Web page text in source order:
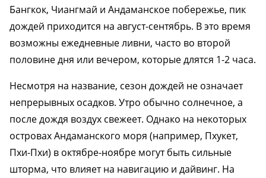
Бангкок, Чиангмай и Андаманское побережье, пик
дождей приходится на август-сентябрь. В это время
возможны ежедневные ливни, часто во второй
половине дня или вечером, которые длятся 1-2 часа.
Несмотря на название, сезон дождей не означает
непрерывных осадков. Утро обычно солнечное, а
после дождя воздух свежеет. Однако на некоторых
островах Андаманского моря (например, Пхукет,
Пхи-Пхи) в октябре-ноябре могут быть сильные
шторма, что влияет на навигацию и дайвинг. На